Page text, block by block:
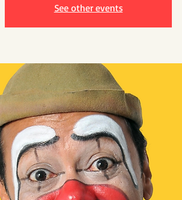
See other events